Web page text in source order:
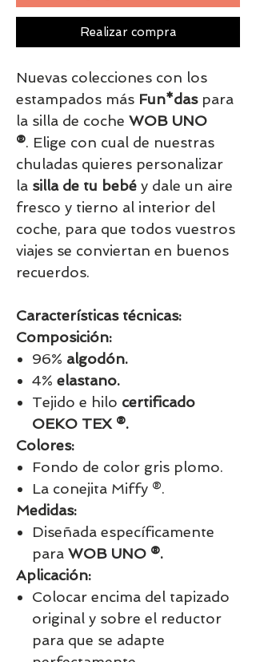
Realizar compra
Nuevas colecciones con los
estampados más Fun*daspara
la silla de coche WOB UNO
®. Elige con cual de nuestras
chuladas quieres personalizar
la silla de tu bebé y dale un aire
fresco y tierno al interior del
coche, para que todos vuestros
viajes se conviertan en buenos
recuerdos.
Características técnicas:
Composición:
96% algodón.
4% elastano.
Tejido e hilo certificado
OEKO TEX ®.
Colores:
Fondo de color gris plomo.
La conejita Miffy ®.
Medidas:
Diseñada específicamente
para WOB UNO ®.
Aplicación:
Colocar encima del tapizado
original y sobre el reductor
para que se adapte